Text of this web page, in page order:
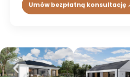
Umów bezpłatną konsultację